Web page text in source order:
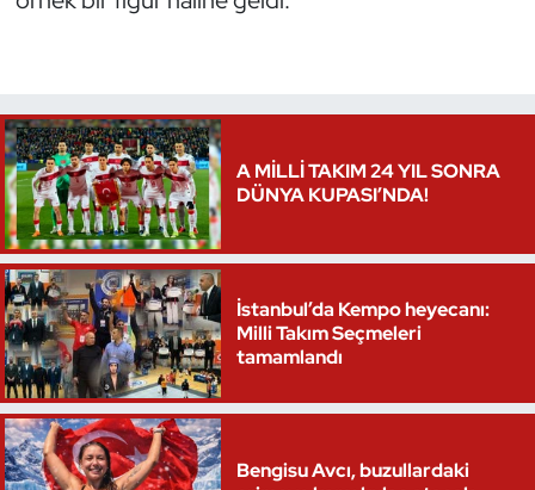
A MİLLİ TAKIM 24 YIL SONRA
DÜNYA KUPASI’NDA!
İstanbul’da Kempo heyecanı:
Milli Takım Seçmeleri
tamamlandı
Bengisu Avcı, buzullardaki
Voleybol
Vücut Geliştirme Fitness
Wushu Kungfu
Yelken
Yüzme